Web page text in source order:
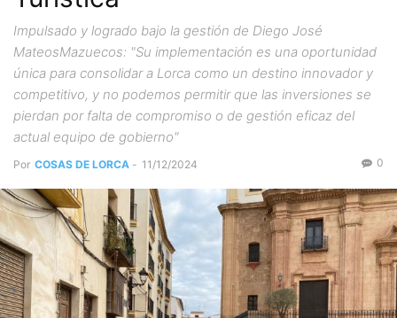
Impulsado y logrado bajo la gestión de Diego José
MateosMazuecos: "Su implementación es una oportunidad
única para consolidar a Lorca como un destino innovador y
competitivo, y no podemos permitir que las inversiones se
pierdan por falta de compromiso o de gestión eficaz del
actual equipo de gobierno"
Por COSAS DE LORCA - 11/12/2024 0